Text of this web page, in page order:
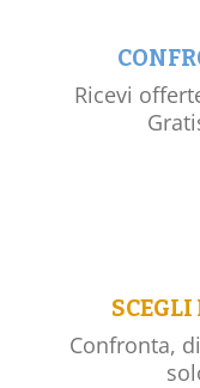
Ricevi
Confronta,